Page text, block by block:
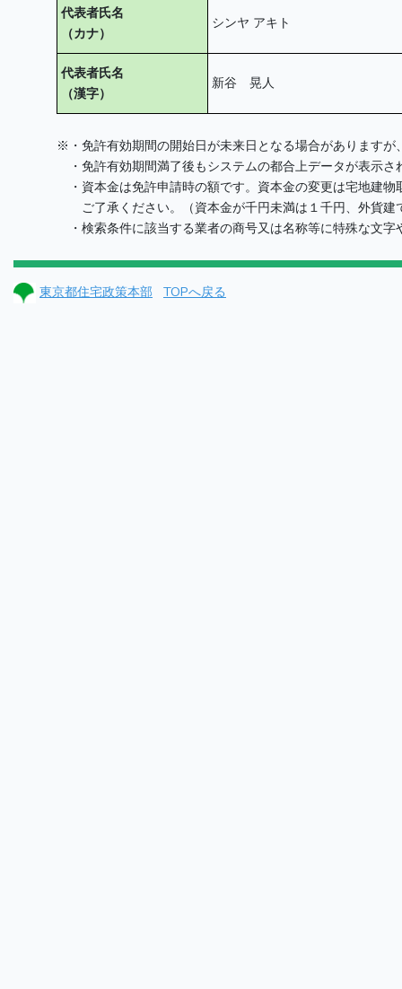
代表者氏名
（カナ）
シンヤ アキト
代表者氏名
（漢字）
新谷 晃人
※・免許有効期間の開始日が未来日となる場合があります
・免許有効期間満了後もシステムの都合上データが表示
・資本金は免許申請時の額です。資本金の変更は宅地建
ご了承ください。（資本金が千円未満は１千円、外貨建
・検索条件に該当する業者の商号又は名称等に特殊な文
東京都住宅政策本部 TOPへ戻る